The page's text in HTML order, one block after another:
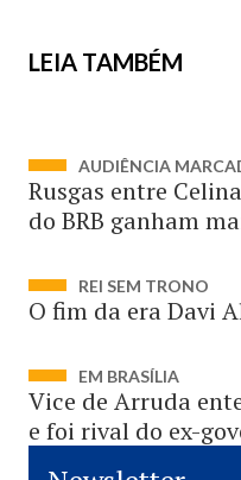
LEIA TAMBÉM
AUDIÊNCIA
Rusgas entre
do BRB ganham
REI SEM TRONO
O fim da era Davi
EM BRASÍLIA
Vice de Arruda
e foi rival do ex-